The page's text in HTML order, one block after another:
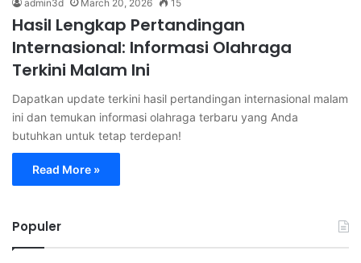
admin3d March 20, 2026 15
Hasil Lengkap Pertandingan
Internasional: Informasi Olahraga
Terkini Malam Ini
Dapatkan update terkini hasil pertandingan internasional malam
ini dan temukan informasi olahraga terbaru yang Anda
butuhkan untuk tetap terdepan!
Read More »
Populer